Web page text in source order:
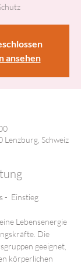
ansehen
Lenzburg, Schweiz
Einstieg
Lebensenergie
Die
geeignet,
körperlichen